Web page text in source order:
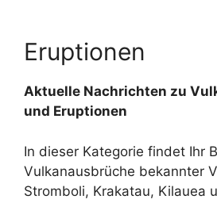
Eruptionen
Aktuelle Nachrichten zu
und Eruptionen
In dieser Kategorie findet Ihr
Vulkanausbrüche bekannter
Stromboli, Krakatau, Kilauea